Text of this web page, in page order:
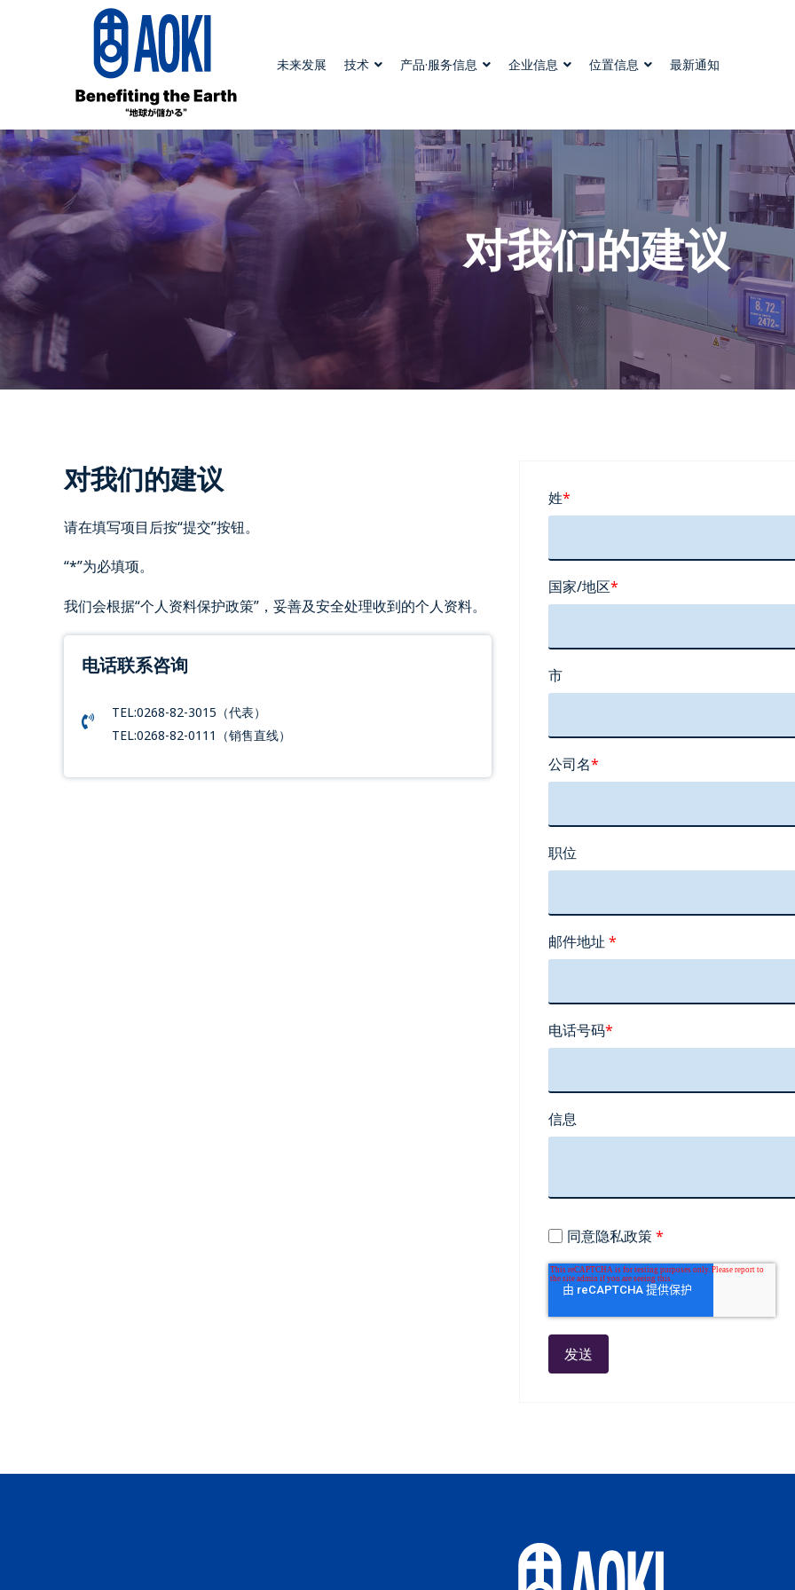
未来发展 技术 产品·服务信息 企业信息 位置信息 最新通知
对我们的建议
对我们的建议
请在填写项目后按“提交”按钮。
“*”为必填项。
我们会根据“个人资料保护政策”，妥善及安全处理收到的个人资料。
电话联系咨询
TEL:0268-82-3015（代表）
TEL:0268-82-0111（销售直线）
姓*
国家/地区*
市
公司名*
职位
邮件地址 *
电话号码*
信息
同意隐私政策*